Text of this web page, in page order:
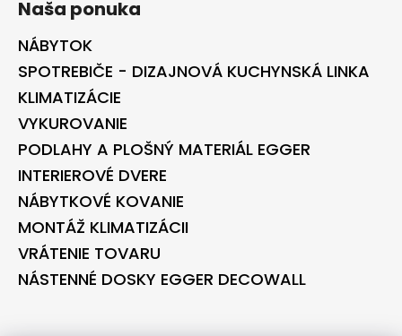
Naša ponuka
NÁBYTOK
SPOTREBIČE - DIZAJNOVÁ KUCHYNSKÁ LINKA
KLIMATIZÁCIE
VYKUROVANIE
PODLAHY A PLOŠNÝ MATERIÁL EGGER
INTERIEROVÉ DVERE
NÁBYTKOVÉ KOVANIE
MONTÁŽ KLIMATIZÁCII
VRÁTENIE TOVARU
NÁSTENNÉ DOSKY EGGER DECOWALL